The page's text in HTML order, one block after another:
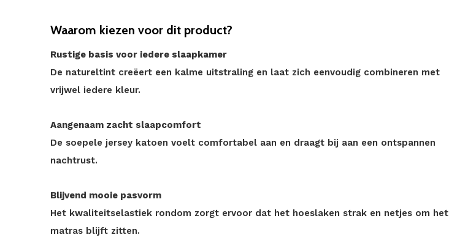
Waarom kiezen voor dit product?
Rustige basis voor iedere slaapkamer
De natureltint creëert een kalme uitstraling en laat zich eenvoudig combineren met
vrijwel iedere kleur.
Aangenaam zacht slaapcomfort
De soepele jersey katoen voelt comfortabel aan en draagt bij aan een ontspannen
nachtrust.
Blijvend mooie pasvorm
Het kwaliteitselastiek rondom zorgt ervoor dat het hoeslaken strak en netjes om het
matras blijft zitten.